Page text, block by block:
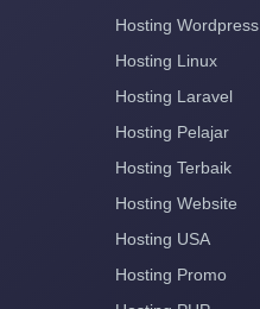
Hosting Wordpress
Hosting Linux
Hosting Laravel
Hosting Pelajar
Hosting Terbaik
Hosting Website
Hosting USA
Hosting Promo